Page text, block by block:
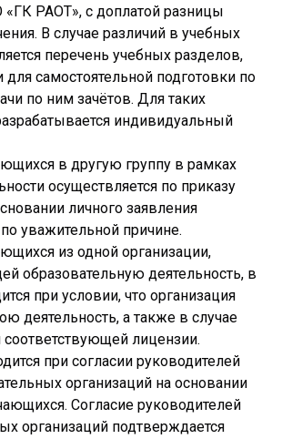
РАОТ», с доплатой разницы
В случае различий в учебных
перечень учебных разделов,
для самостоятельной подготовки по
по ним зачётов. Для таких
индивидуальный
в другую группу в рамках
осуществляется по приказу
личного заявления
уважительной причине.
из одной организации,
образовательную деятельность, в
при условии, что организация
деятельность, а также в случае
соответствующей лицензии.
при согласии руководителей
организаций на основании
Согласие руководителей
организаций подтверждается